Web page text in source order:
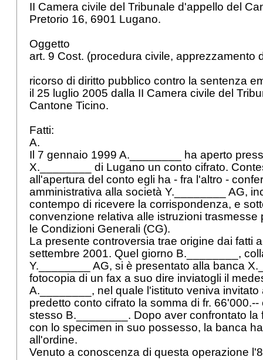
II Camera civile del Tribunale d'appello del
Pretorio 16, 6901 Lugano.
Oggetto
art. 9 Cost. (procedura civile, apprezzamento
ricorso di diritto pubblico contro la sentenza
il 25 luglio 2005 dalla II Camera civile del
Cantone Ticino.
Fatti:
A.
Il 7 gennaio 1999 A.________ ha aperto
X.________ di Lugano un conto cifrato.
all'apertura del conto egli ha - fra l'altro -
amministrativa alla società Y.________ AG,
contempo di ricevere la corrispondenza, e
convenzione relativa alle istruzioni trasmesse
le Condizioni Generali (CG).
La presente controversia trae origine dai fatti
settembre 2001. Quel giorno B.________,
Y.________ AG, si è presentato alla banca
fotocopia di un fax a suo dire inviatogli il
A.________, nel quale l'istituto veniva invitato
predetto conto cifrato la somma di fr.
stesso B.________. Dopo aver confrontato la
con lo specimen in suo possesso, la banca
all'ordine.
Venuto a conoscenza di questa operazione